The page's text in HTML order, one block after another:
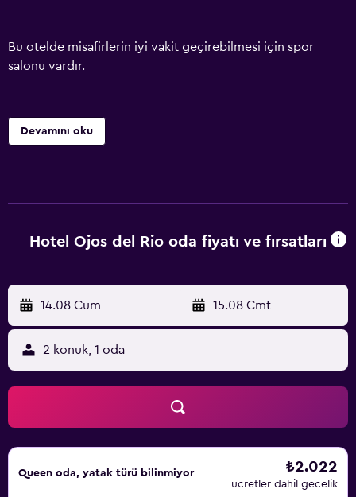
Bu otelde misafirlerin iyi vakit geçirebilmesi için spor
salonu vardır.
Devamını oku
Hotel Ojos del Rio oda fiyatı ve fırsatları
14.08 Cum - 15.08 Cmt
2 konuk, 1 oda
Queen oda, yatak türü bilinmiyor ₺2.022
ücretler dahil gecelik